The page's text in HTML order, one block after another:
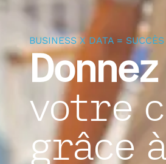
BUSINESS X DATA = SUCCÈS
votre
grâce